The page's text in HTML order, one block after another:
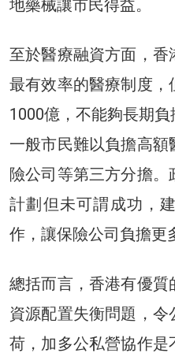
地藥械讓市民得益。
至於醫療融資方面，香
最有效率的醫療制度，
1000億，不能夠長期
一般市民難以負擔高
險公司等第三方分擔
計劃但未可謂成功，
作，讓保險公司負擔更
總括而言，香港有優
資源配置失衡問題，令
荷，加多公私營協作